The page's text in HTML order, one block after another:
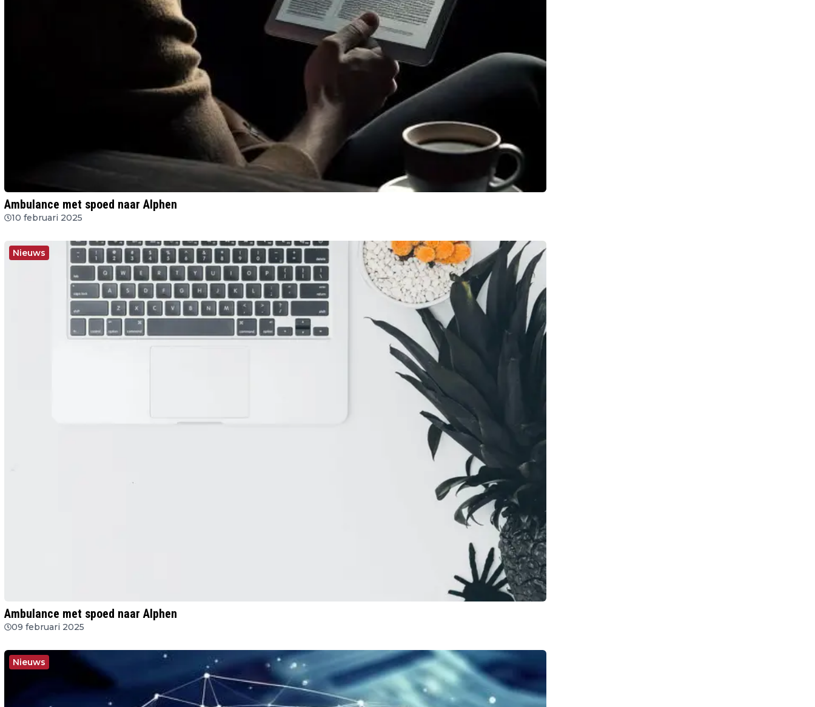
Ambulance met spoed naar Alphen
10 februari 2025
Nieuws
Ambulance met spoed naar Alphen
09 februari 2025
Nieuws